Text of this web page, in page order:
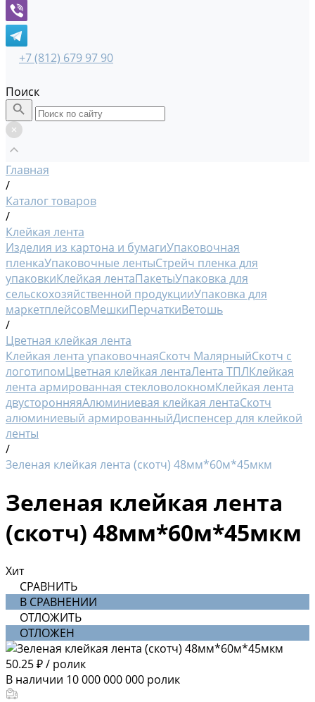
+7 (812) 679 97 90
Поиск
Главная
/
Каталог товаров
/
Клейкая лента
Изделия из картона и бумагиУпаковочная
пленкаУпаковочные лентыСтрейч пленка для
упаковкиКлейкая лентаПакетыУпаковка для
сельскохозяйственной продукцииУпаковка для
маркетплейсовМешкиПерчаткиВетошь
/
Цветная клейкая лента
Клейкая лента упаковочнаяСкотч МалярныйСкотч с
логотипомЦветная клейкая лентаЛента ТПЛКлейкая
лента армированная стекловолокномКлейкая лента
двусторонняяАлюминиевая клейкая лентаСкотч
алюминиевый армированныйДиспенсер для клейкой
ленты
/
Зеленая клейкая лента (скотч) 48мм*60м*45мкм
Зеленая клейкая лента
(скотч) 48мм*60м*45мкм
Хит
СРАВНИТЬ
В СРАВНЕНИИ
ОТЛОЖИТЬ
ОТЛОЖЕН
50.25 ₽/ ролик
В наличии 10 000 000 000 ролик